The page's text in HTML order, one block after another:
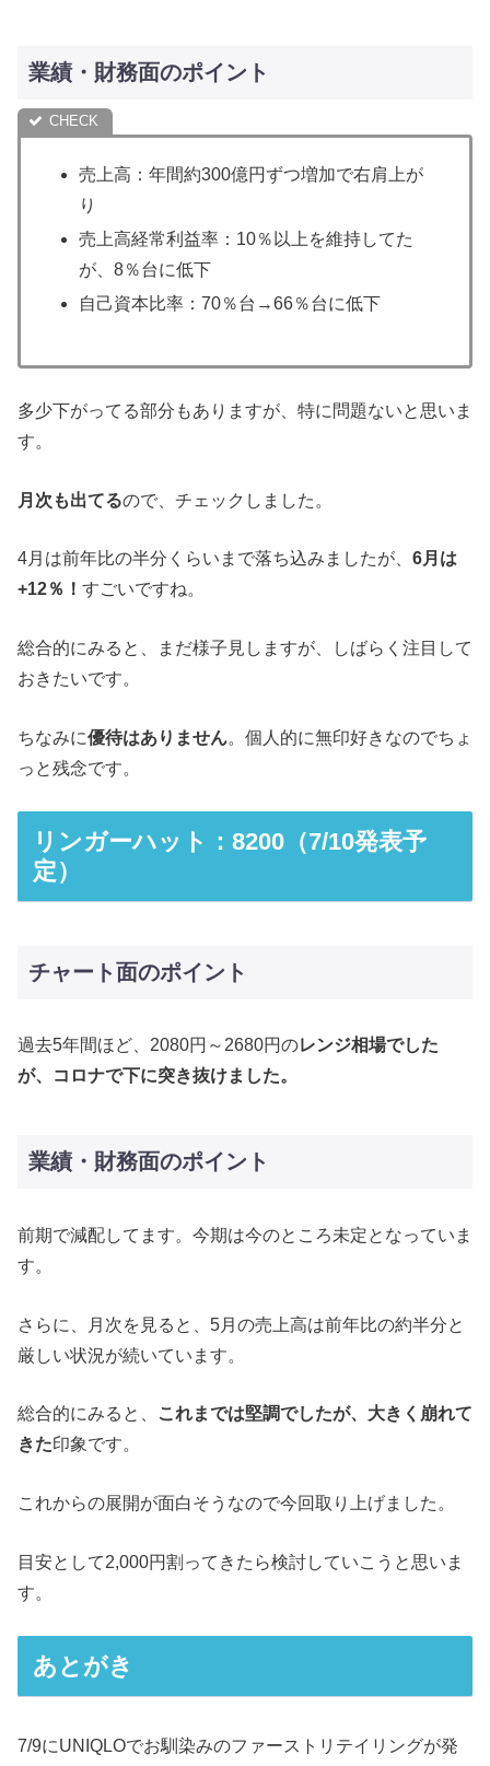
業績・財務面のポイント
売上高：年間約300億円ずつ増加で右肩上が
り
売上高経常利益率：10％以上を維持してた
が、8％台に低下
自己資本比率：70％台→66％台に低下
多少下がってる部分もありますが、特に問題ないと思いま
す。
月次も出てるので、チェックしました。
4月は前年比の半分くらいまで落ち込みましたが、 6月は
+12％！ すごいですね。
総合的にみると、まだ様子見しますが、しばらく注目して
おきたいです。
ちなみに優待はありません。個人的に無印好きなのでちょ
っと残念です。
リンガーハット：8200（7/10発表予
定）
チャート面のポイント
過去5年間ほど、2080円～2680円のレンジ相場でした
が、コロナで下に突き抜けました。
業績・財務面のポイント
前期で減配してます。今期は今のところ未定となっていま
す。
さらに、月次を見ると、5月の売上高は前年比の約半分と
厳しい状況が続いています。
総合的にみると、
これまでは堅調でしたが、大きく崩れて
きた印象です。
これからの展開が面白そうなので今回取り上げました。
目安として2,000円割ってきたら検討していこうと思いま
す。
あとがき
7/9にUNIQLOでお馴染みのファーストリテイリングが発